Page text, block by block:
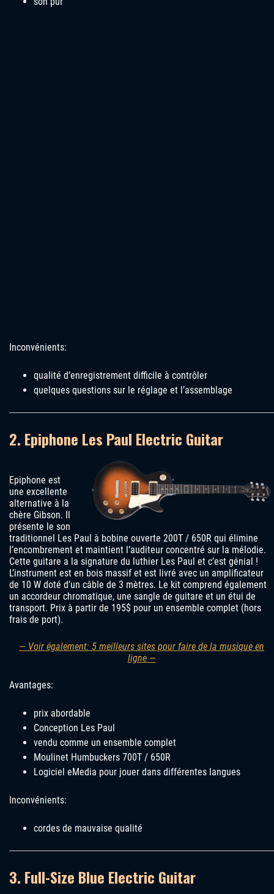
Inconvénients:
qualité d’enregistrement difficile à contrôler
quelques questions sur le réglage et l’assemblage
2. Epiphone Les Paul Electric Guitar
Epiphone est
une excellente
alternative à la
chère Gibson. Il
présente le son
traditionnel Les Paul à bobine ouverte 200T / 650R qui élimine
l’encombrement et maintient l’auditeur concentré sur la mélodie.
Cette guitare a la signature du luthier Les Paul et c’est génial !
L’instrument est en bois massif et est livré avec un amplificateur
de 10 W doté d’un câble de 3 mètres. Le kit comprend également
un accordeur chromatique, une sangle de guitare et un étui de
transport. Prix ​​à partir de 195$ pour un ensemble complet (hors
frais de port).
— Voir également: 5 meilleurs sites pour faire de la musique en
ligne —
Avantages:
prix abordable
Conception Les Paul
vendu comme un ensemble complet
Moulinet Humbuckers 700T / 650R
Logiciel eMedia pour jouer dans différentes langues
Inconvénients:
cordes de mauvaise qualité
3. Full-Size Blue Electric Guitar